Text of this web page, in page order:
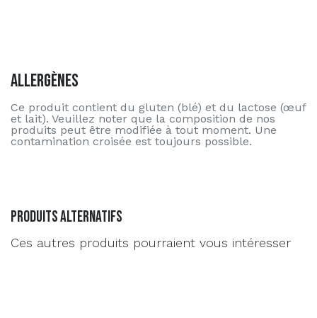
Allergènes
Ce produit contient du gluten (blé) et du lactose (œuf
et lait). Veuillez noter que la composition de nos
produits peut être modifiée à tout moment. Une
contamination croisée est toujours possible.
Produits alternatifs
Ces autres produits pourraient vous intéresser